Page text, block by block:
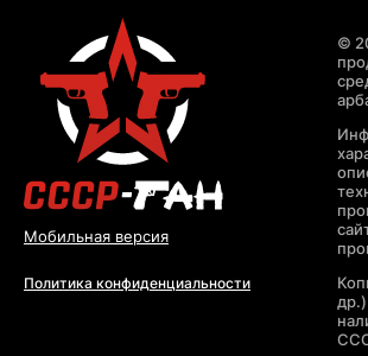
Мобильная версия
Политика конфиденциальности
©